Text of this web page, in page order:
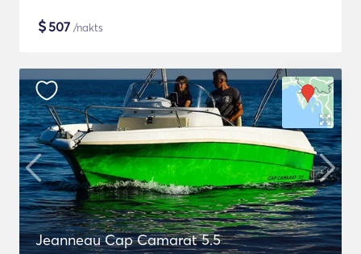
$507 /nakts
Jeanneau Cap Camarat 5.5